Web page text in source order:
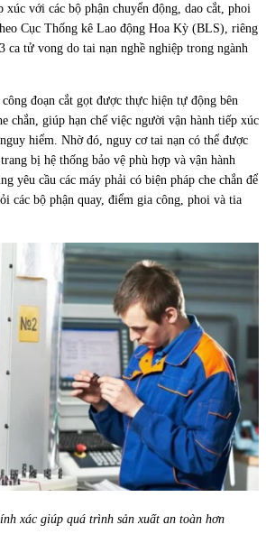
với các bộ phận chuyển động, dao cắt, phoi
Cục Thống kê Lao động Hoa Kỳ (BLS), riêng
ca tử vong do tai nạn nghề nghiệp trong ngành
đoạn cắt gọt được thực hiện tự động bên
chắn, giúp hạn chế việc người vận hành tiếp xúc
hiểm. Nhờ đó, nguy cơ tai nạn có thể được
bị hệ thống bảo vệ phù hợp và vận hành
yêu cầu các máy phải có biện pháp che chắn để
các bộ phận quay, điểm gia công, phoi và tia
xác giúp quá trình sản xuất an toàn hơn